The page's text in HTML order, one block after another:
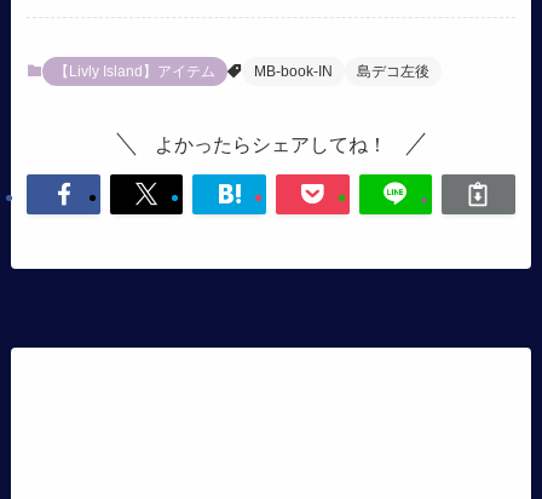
【Livly Island】アイテム MB-book-IN 島デコ左後
よかったらシェアしてね！